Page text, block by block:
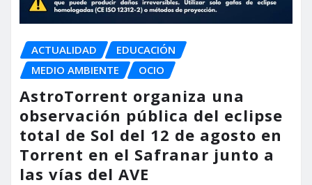
ACTUALIDAD
EDUCACIÓN
MEDIO AMBIENTE
OCIO
AstroTorrent organiza una
observación pública del eclipse
total de Sol del 12 de agosto en
Torrent en el Safranar junto a
las vías del AVE